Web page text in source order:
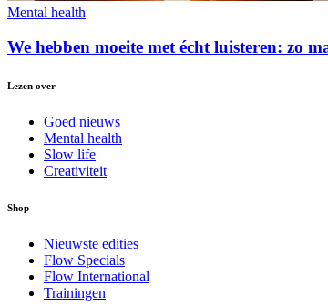
Mental health
We hebben moeite met écht luisteren: zo
Lezen over
Goed nieuws
Mental health
Slow life
Creativiteit
Shop
Nieuwste edities
Flow Specials
Flow International
Trainingen